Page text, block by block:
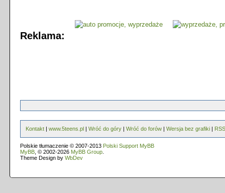
Reklama:
Kontakt | www.5teens.pl | Wróć do góry | Wróć do forów | Wersja bez grafiki | RSS
Polskie tłumaczenie © 2007-2013 Polski Support MyBB
MyBB , © 2002-2026 MyBB Group
Theme Design by WbDev